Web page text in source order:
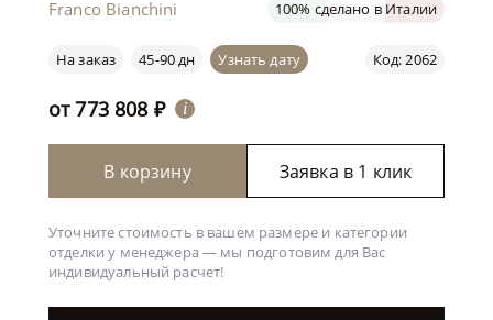
Franco Bianchini 100% сделано в Италии
Код: 2062
На заказ 45-90 дн Узнать дату
от773 808 ₽ i
В корзину Заявка в 1 клик
Уточните стоимость в вашем размере и категории
отделки у менеджера — мы подготовим для Вас
индивидуальный расчет!